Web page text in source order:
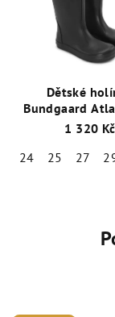
Dětské
Bundgaard
BG401049-
1 320 Kč
24
25 27